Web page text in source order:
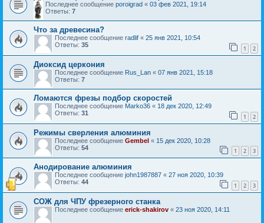
Последнее сообщение poroigrad « 03 фев 2021, 19:14
Ответы: 7
Что за древесина?
Последнее сообщение radlif « 25 янв 2021, 10:54
Ответы: 35 1 2
Диоксид церкония
Последнее сообщение Rus_Lan « 07 янв 2021, 15:18
Ответы: 7
Ломаются фрезы подбор скоростей
Последнее сообщение Marko36 « 18 дек 2020, 12:49
Ответы: 31 1 2
Режимы сверления алюминия
Последнее сообщение Gembel « 15 дек 2020, 10:28
Ответы: 54 1 2 3
Анодирование алюминия
Последнее сообщение john1987887 « 27 ноя 2020, 10:39
Ответы: 44 1 2 3
СОЖ для ЧПУ фрезерного станка
Последнее сообщение erick-shakirov « 23 ноя 2020, 14:11